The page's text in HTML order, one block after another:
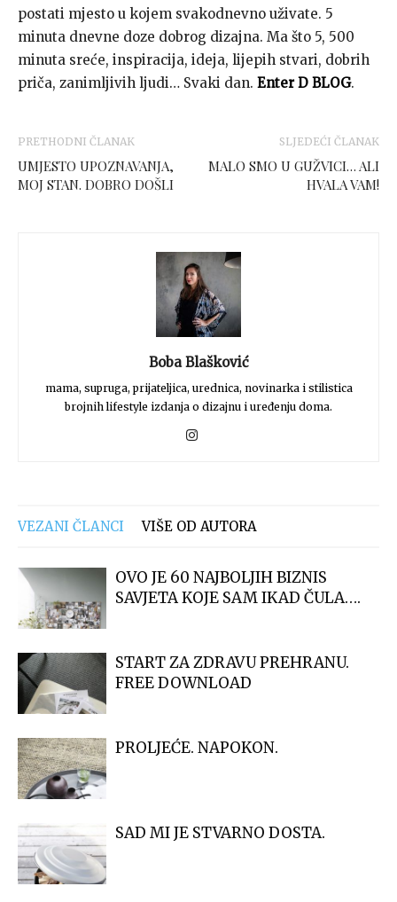
postati mjesto u kojem svakodnevno uživate. 5
minuta dnevne doze dobrog dizajna. Ma što 5, 500
minuta sreće, inspiracija, ideja, lijepih stvari, dobrih
priča, zanimljivih ljudi… Svaki dan. Enter D BLOG.
PRETHODNI ČLANAK
UMJESTO UPOZNAVANJA,
MOJ STAN. DOBRO DOŠLI
SLJEDEĆI ČLANAK
MALO SMO U GUŽVICI… ALI
HVALA VAM!
Boba Blašković
mama, supruga, prijateljica, urednica, novinarka i stilistica
brojnih lifestyle izdanja o dizajnu i uređenju doma.
VEZANI ČLANCI VIŠE OD AUTORA
OVO JE 60 NAJBOLJIH BIZNIS
SAVJETA KOJE SAM IKAD ČULA….
START ZA ZDRAVU PREHRANU.
FREE DOWNLOAD
PROLJEĆE. NAPOKON.
SAD MI JE STVARNO DOSTA.